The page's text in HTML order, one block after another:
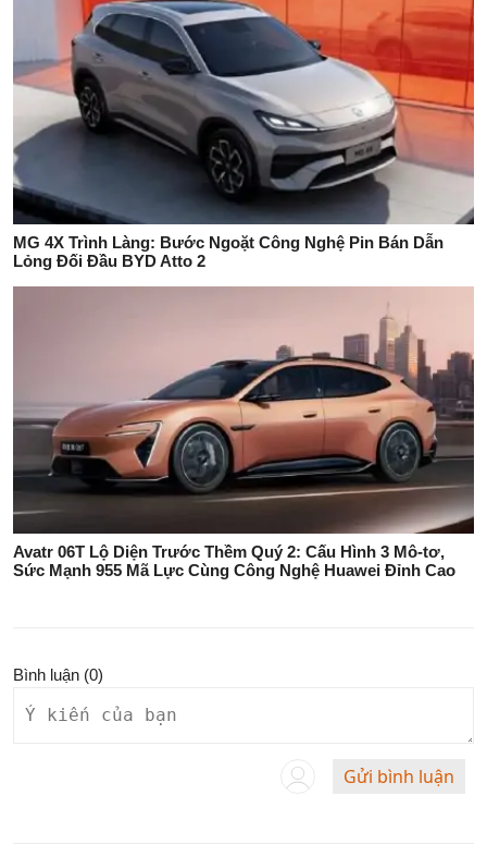
MG 4X Trình Làng: Bước Ngoặt Công Nghệ Pin Bán Dẫn
Lỏng Đối Đầu BYD Atto 2
Avatr 06T Lộ Diện Trước Thềm Quý 2: Cấu Hình 3 Mô-tơ,
Sức Mạnh 955 Mã Lực Cùng Công Nghệ Huawei Đỉnh Cao
Bình luận (0)
Gửi bình luận